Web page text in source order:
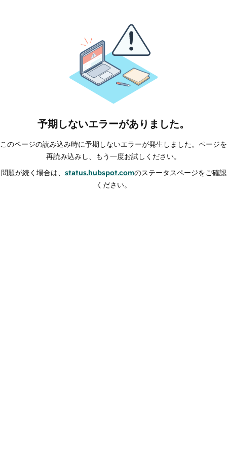
予期しないエラーがありました。
このページの読み込み時に予期しないエラーが発生しました。ページを
再読み込みし、もう一度お試しください。
問題が続く場合は、 status.hubspot.comのステータスページをご確認
ください。